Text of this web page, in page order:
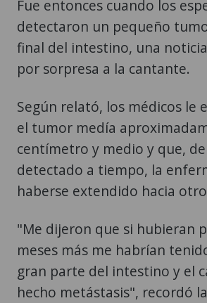
Fue entonces cuando los
detectaron un pequeño
final del intestino, una
por sorpresa a la cantante.
Según relató, los médicos le
el tumor medía
centímetro y medio y que,
detectado a tiempo, la
haberse extendido hacia
"Me dijeron que si hubieran
meses más me habrían
gran parte del intestino y el
hecho metástasis", recordó